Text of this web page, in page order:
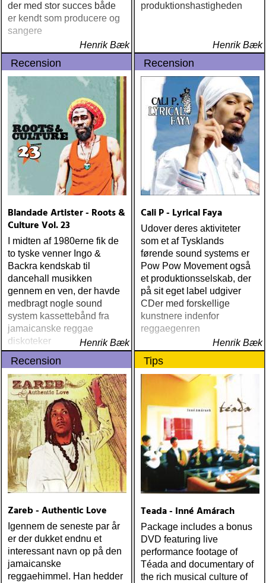
der med stor succes både
er kendt som producere og
sangere
Henrik Bæk
produktionshastigheden
Henrik Bæk
Recension
Blandade Artister - Roots &
Culture Vol. 23
I midten af 1980erne fik de
to tyske venner Ingo &
Backra kendskab til
dancehall musikken
gennem en ven, der havde
medbragt nogle sound
system kassettebånd fra
jamaicanske reggae
diskoteker
Henrik Bæk
Recension
Cali P - Lyrical Faya
Udover deres aktiviteter
som et af Tysklands
førende sound systems er
Pow Pow Movement også
et produktionsselskab, der
på sit eget label udgiver
CDer med forskellige
kunstnere indenfor
reggaegenren
Henrik Bæk
Recension
Zareb - Authentic Love
Igennem de seneste par år
er der dukket endnu et
interessant navn op på den
jamaicanske
reggaehimmel. Han hedder
Tips
Teada - Inné Amárach
Package includes a bonus
DVD featuring live
performance footage of
Téada and documentary of
the rich musical culture of